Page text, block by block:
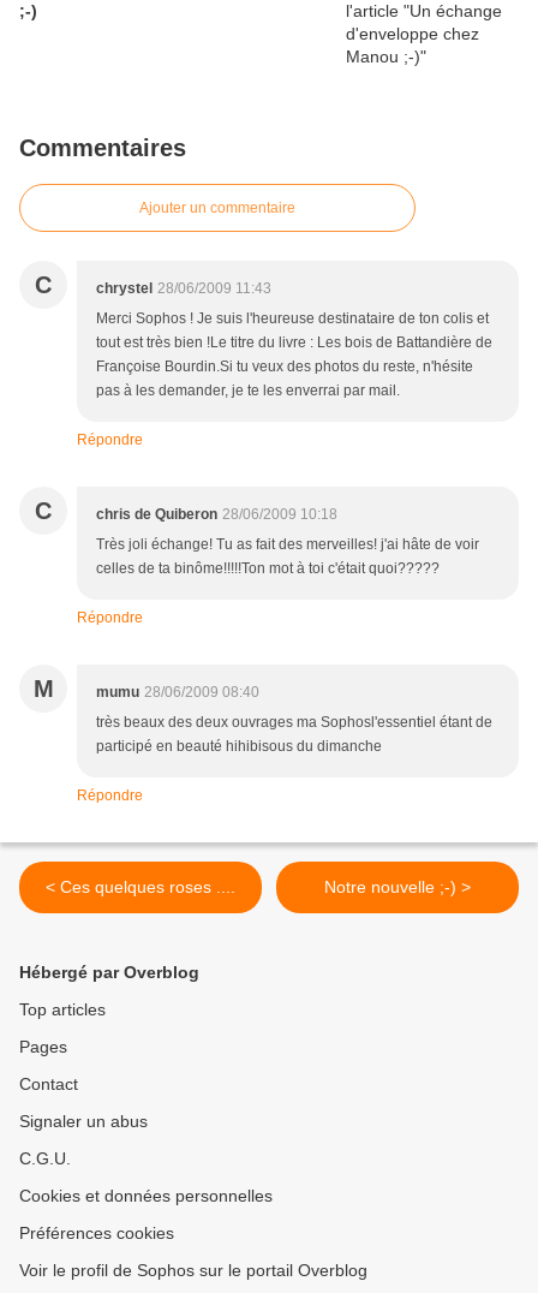
;-)
Commentaires
Ajouter un commentaire
C chrystel 28/06/2009 11:43
Merci Sophos ! Je suis l'heureuse destinataire de ton colis et
tout est très bien !Le titre du livre : Les bois de Battandière de
Françoise Bourdin.Si tu veux des photos du reste, n'hésite
pas à les demander, je te les enverrai par mail.
Répondre
C chris de Quiberon 28/06/2009 10:18
Très joli échange! Tu as fait des merveilles! j'ai hâte de voir
celles de ta binôme!!!!!Ton mot à toi c'était quoi?????
Répondre
M mumu 28/06/2009 08:40
très beaux des deux ouvrages ma Sophosl'essentiel étant de
participé en beauté hihibisous du dimanche
Répondre
< Ces quelques roses .... Notre nouvelle ;-) >
Hébergé par Overblog
Top articles
Pages
Contact
Signaler un abus
C.G.U.
Cookies et données personnelles
Préférences cookies
Voir le profil de Sophos sur le portail Overblog